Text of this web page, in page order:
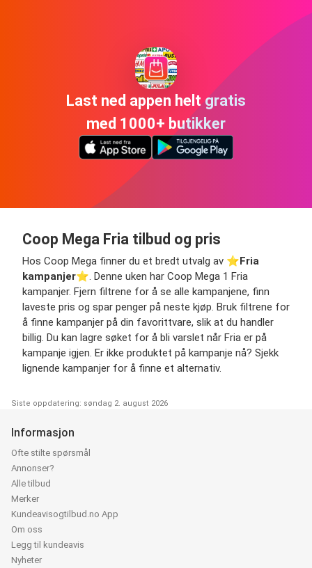
Last ned appen helt gratis
med 1000+ butikker
Coop Mega Fria tilbud og pris
Hos Coop Mega finner du et bredt utvalg av ⭐️Fria
kampanjer⭐️. Denne uken har Coop Mega 1 Fria
kampanjer. Fjern filtrene for å se alle kampanjene, finn
laveste pris og spar penger på neste kjøp. Bruk filtrene for
å finne kampanjer på din favorittvare, slik at du handler
billig. Du kan lagre søket for å bli varslet når Fria er på
kampanje igjen. Er ikke produktet på kampanje nå? Sjekk
lignende kampanjer for å finne et alternativ.
Siste oppdatering: søndag 2. august 2026
Informasjon
Ofte stilte spørsmål
Annonser?
Alle tilbud
Merker
Kundeavisogtilbud.no App
Om oss
Legg til kundeavis
Nyheter